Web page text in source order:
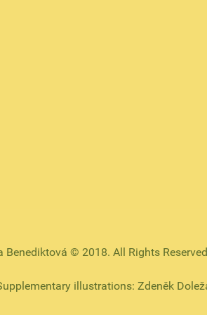
Benediktová © 2018. All Rights
illustrations: Zdeněk